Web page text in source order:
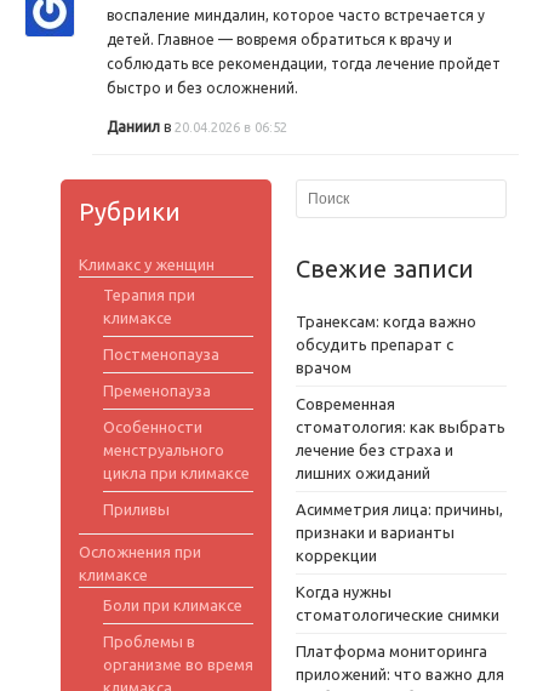
воспаление миндалин, которое часто встречается у
детей. Главное — вовремя обратиться к врачу и
соблюдать все рекомендации, тогда лечение пройдет
быстро и без осложнений.
Даниил в 20.04.2026 в 06:52
Рубрики
Климакс у женщин
Терапия при
климаксе
Постменопауза
Пременопауза
Особенности
менструального
цикла при климаксе
Приливы
Осложнения при
климаксе
Боли при климаксе
Проблемы в
организме во время
климакса
Свежие записи
Транексам: когда важно
обсудить препарат с
врачом
Современная
стоматология: как выбрать
лечение без страха и
лишних ожиданий
Асимметрия лица: причины,
признаки и варианты
коррекции
Когда нужны
стоматологические снимки
Платформа мониторинга
приложений: что важно для